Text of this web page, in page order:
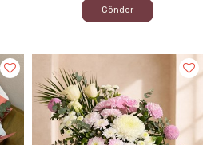
Gönder